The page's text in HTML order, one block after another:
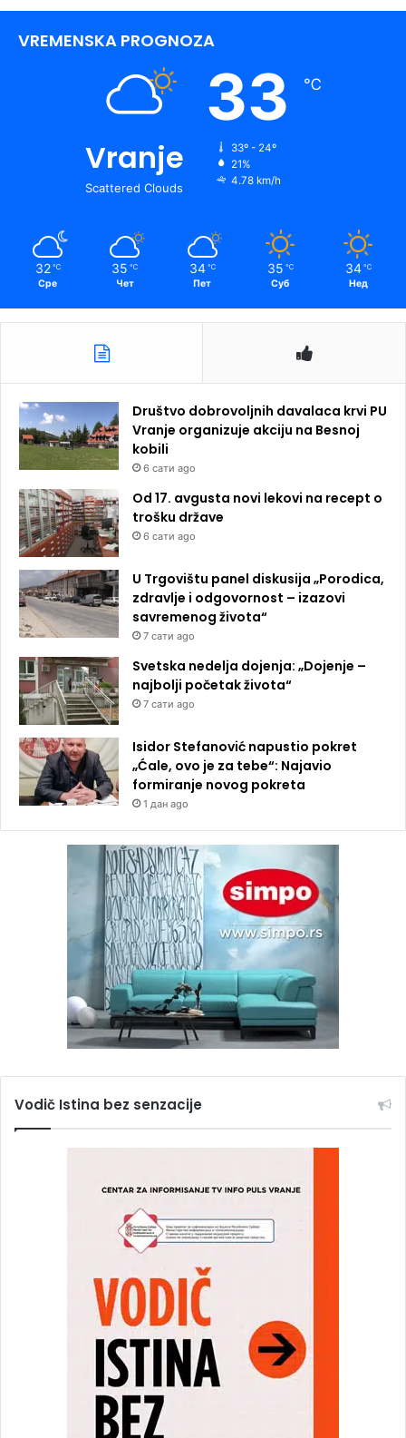
VREMENSKA PROGNOZA
Vranje
Scattered Clouds
33 ℃
33º - 24º
21%
4.78 km/h
32 ℃
Сре
35 ℃
Чет
34 ℃
Пет
35 ℃
Суб
34 ℃
Нед
Društvo dobrovoljnih davalaca krvi PU
Vranje organizuje akciju na Besnoj
kobili
6 сати ago
Od 17. avgusta novi lekovi na recept o
trošku države
6 сати ago
U Trgovištu panel diskusija „Porodica,
zdravlje i odgovornost – izazovi
savremenog života“
7 сати ago
Svetska nedelja dojenja: „Dojenje –
najbolji početak života“
7 сати ago
Isidor Stefanović napustio pokret
„Ćale, ovo je za tebe“: Najavio
formiranje novog pokreta
1 дан ago
Vodič Istina bez senzacije